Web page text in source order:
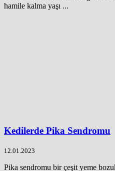
hamile kalma yaşı ...
Kedilerde Pika Sendromu
12.01.2023
Pika sendromu bir çeşit yeme